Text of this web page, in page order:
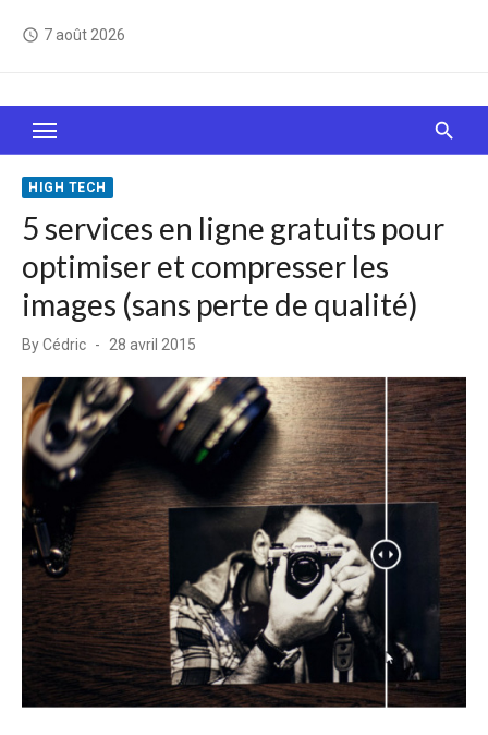
access_time 7 août 2026
Le Web, c'est comme une boîte de chocolats… On
sait jamais sur quoi on va tomber !
HIGH TECH
5 services en ligne gratuits pour
optimiser et compresser les
images (sans perte de qualité)
ByCédric
Posted
28 avril 2015